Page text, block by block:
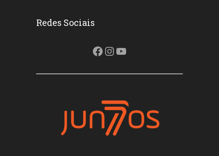
Redes Sociais
Facebook
Instagram
Youtube